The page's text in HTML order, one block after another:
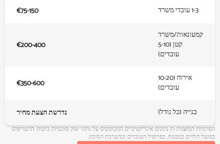
1-3 עובדי משרד ‎€75‎-150
קמעונאות/משרד
קטן (5-10
עובדים)
‎€200‎-400
אירוח (10-20
עובדים)
‎€350‎-600
בנייה (כל גודל) נדרשת הצעת מחיר
הפרמיות המוצגות הן נתונים אינדיקטיביים המבוססים על נתוני שוק סוכנויות ביטוח. התעריפים
בפועל תלויים במבטח, בפרופיל העובדים ובהערכת הסיכון.